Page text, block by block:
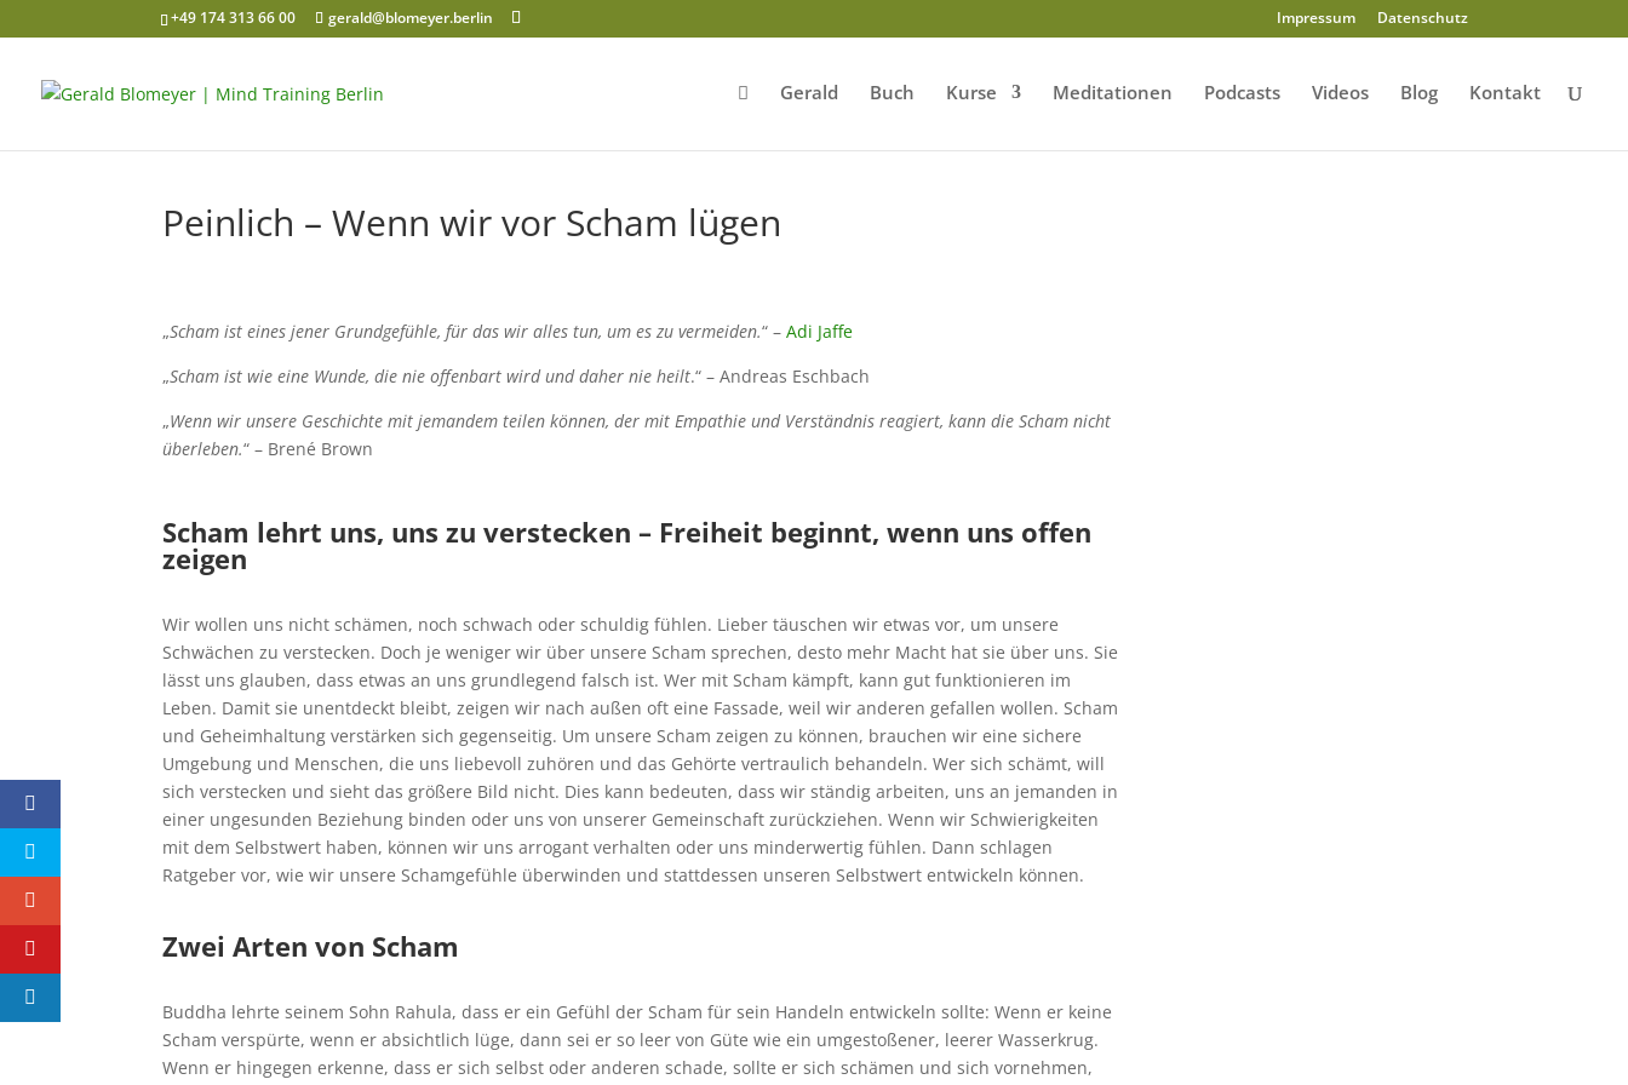
+49 174 313 66 00 gerald@blomeyer.berlin Impressum Datenschutz
Gerald Buch Kurse Meditationen Podcasts Videos Blog Kontakt
Peinlich – Wenn wir vor Scham lügen
„Scham ist eines jener Grundgefühle, für das wir alles tun, um es zu vermeiden.“ –Adi Jaffe
„Scham ist wie eine Wunde, die nie offenbart wird und daher nie heilt.“ – Andreas Eschbach
„Wenn wir unsere Geschichte mit jemandem teilen können, der mit Empathie und Verständnis reagiert, kann die Scham nicht
überleben.“ – Brené Brown
Scham lehrt uns, uns zu verstecken – Freiheit beginnt, wenn uns offen
zeigen
Wir wollen uns nicht schämen, noch schwach oder schuldig fühlen. Lieber täuschen wir etwas vor, um unsere
Schwächen zu verstecken. Doch je weniger wir über unsere Scham sprechen, desto mehr Macht hat sie über uns. Sie
lässt uns glauben, dass etwas an uns grundlegend falsch ist. Wer mit Scham kämpft, kann gut funktionieren im
Leben. Damit sie unentdeckt bleibt, zeigen wir nach außen oft eine Fassade, weil wir anderen gefallen wollen. Scham
und Geheimhaltung verstärken sich gegenseitig. Um unsere Scham zeigen zu können, brauchen wir eine sichere
Umgebung und Menschen, die uns liebevoll zuhören und das Gehörte vertraulich behandeln. Wer sich schämt, will
sich verstecken und sieht das größere Bild nicht. Dies kann bedeuten, dass wir ständig arbeiten, uns an jemanden in
einer ungesunden Beziehung binden oder uns von unserer Gemeinschaft zurückziehen. Wenn wir Schwierigkeiten
mit dem Selbstwert haben, können wir uns arrogant verhalten oder uns minderwertig fühlen. Dann schlagen
Ratgeber vor, wie wir unsere Schamgefühle überwinden und stattdessen unseren Selbstwert entwickeln können.
Zwei Arten von Scham
Buddha lehrte seinem Sohn Rahula, dass er ein Gefühl der Scham für sein Handeln entwickeln sollte: Wenn er keine
Scham verspürte, wenn er absichtlich lüge, dann sei er so leer von Güte wie ein umgestoßener, leerer Wasserkrug.
Wenn er hingegen erkenne, dass er sich selbst oder anderen schade, sollte er sich schämen und sich vornehmen,